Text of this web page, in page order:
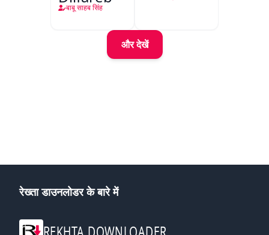
बाबू साहब सिंह
और देखें
रेख्ता डाउनलोडर के बारे में